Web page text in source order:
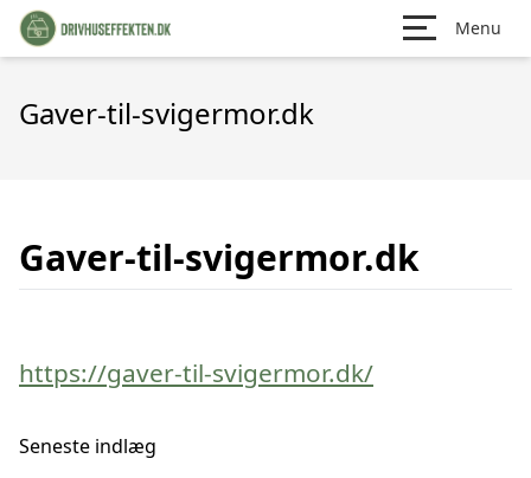
Menu
Gaver-til-svigermor.dk
Gaver-til-svigermor.dk
https://gaver-til-svigermor.dk/
Seneste indlæg